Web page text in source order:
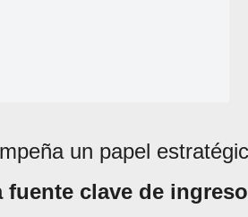
un papel
fuente clave de